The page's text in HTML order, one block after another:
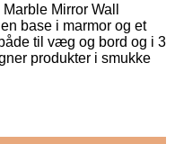
Mirror Wall
base i marmor og et
til væg og bord og i 3
produkter i smukke